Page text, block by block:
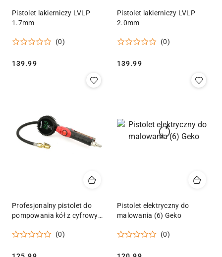
Pistolet lakierniczy LVLP
1.7mm
(0)
Cena:
139.99
Pistolet lakierniczy LVLP
2.0mm
(0)
Cena:
139.99
Profesjonalny pistolet do
pompowania kół z cyfrowym
(0)
Pistolet elektryczny do
malowania (6) Geko
(0)